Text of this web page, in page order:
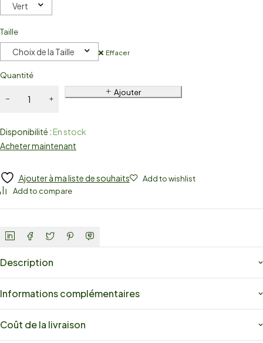
Vert
Taille
Choix de la Taille Effacer
Quantité
Ajouter
Disponibilité :En stock
Acheter maintenant
Ajouter à ma liste de souhaits
Add to wishlist
Add to compare
Description
Informations complémentaires
Coût de la livraison